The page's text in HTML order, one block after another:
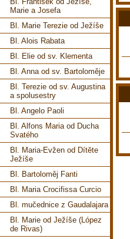
Marie a Josefa
Bl. Marie Terezie od Ježíše
Bl. Alois Rabata
Bl. Elie od sv. Klementa
Bl. Anna od sv. Bartoloměje
Bl. Terezie od sv. Augustina
a spolusestry
Bl. Angelo Paoli
Bl. Alfons Maria od Ducha
Svatého
Bl. Maria-Evžen od Dítěte
Ježíše
Bl. Bartoloměj Fanti
Bl. Maria Crocifissa Curcio
Bl. mučednice z Gaudalajara
Bl. Marie od Ježíše (López
de Rivas)